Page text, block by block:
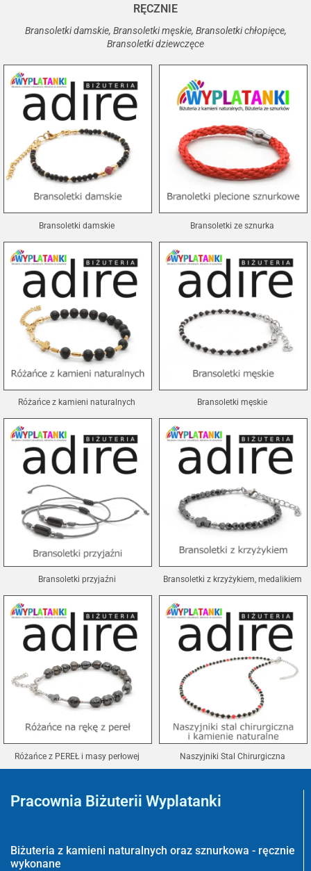
RĘCZNIE
Bransoletki damskie, Bransoletki męskie, Bransoletki chłopięce,
Bransoletki dziewczęce
Bransoletki damskie Bransoletki ze sznurka
Różańce z kamieni naturalnych Bransoletki męskie
Bransoletki przyjaźni Bransoletki z krzyżykiem, medalikiem
Różańce z PEREŁ i masy perłowej Naszyjniki Stal Chirurgiczna
Pracownia Biżuterii Wyplatanki
Biżuteria z kamieni naturalnych oraz sznurkowa - ręcznie
wykonane